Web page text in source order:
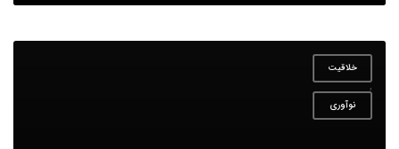
خلاقیت
,
نوآوری